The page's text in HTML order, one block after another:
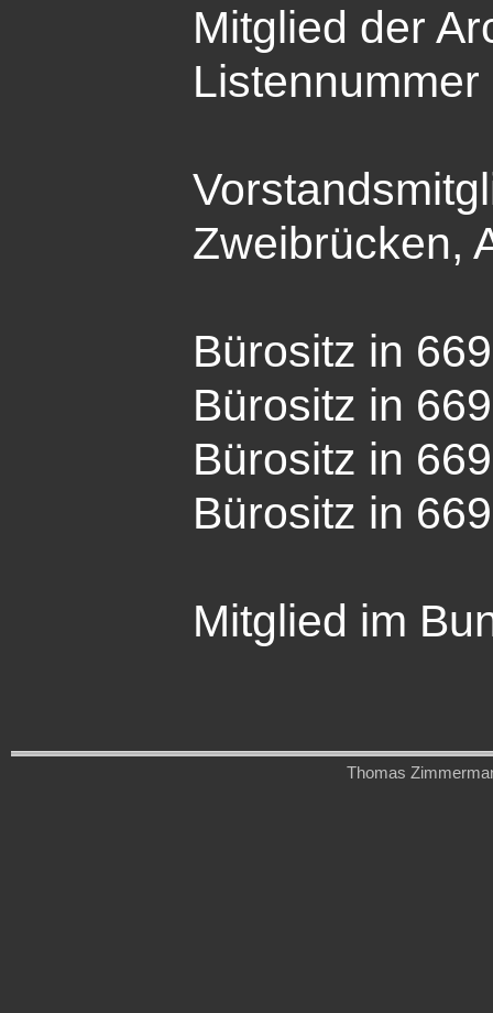
Mitglied der
Zweibrücken,
Bürositz in
Bürositz in
Bürositz in
Bürositz in
Mitglied im
Thomas